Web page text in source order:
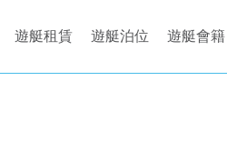
遊艇租賃 遊艇泊位 遊艇會籍